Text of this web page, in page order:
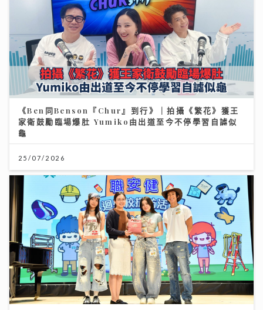
《Ben同Benson『Chur』到行》｜拍攝《繁花》獲王
家衛鼓勵臨場爆肚 Yumiko由出道至今不停學習自謔似
龜
25/07/2026